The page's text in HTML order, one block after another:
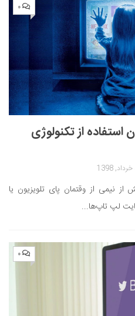
۰
از تکنولوژی
نیمی از وقتمان پای تلویزیون یا
لپ تاپ‌ها...
۰